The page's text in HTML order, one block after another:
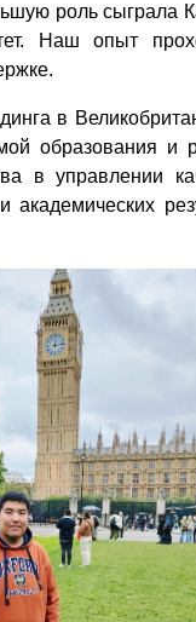
роль сыграла
Наш опыт
в
образования и
в управлении